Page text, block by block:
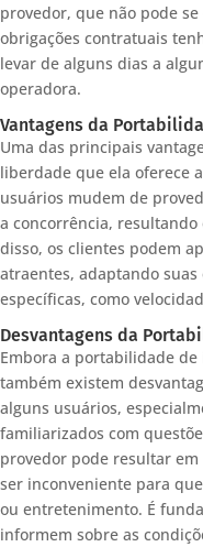
provedor, que não pode
obrigações contratuais
levar de alguns dias a
operadora.
Vantagens da
Uma das principais
liberdade que ela oferece
usuários mudem de
a concorrência, resultando
disso, os clientes podem
atraentes, adaptando suas
específicas, como
Desvantagens da
Embora a portabilidade
também existem
alguns usuários,
familiarizados com
provedor pode resultar
ser inconveniente para
ou entretenimento. É
informem sobre as